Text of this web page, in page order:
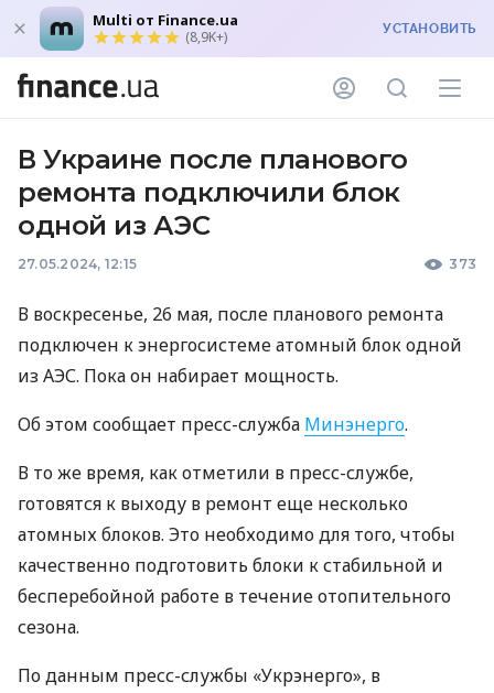
Multi от Finance.ua
(8,9K+) УСТАНОВИТЬ
В Украине после планового
ремонта подключили блок
одной из АЭС
27.05.2024, 12:15 373
В воскресенье, 26 мая, после планового ремонта
подключен к энергосистеме атомный блок одной
из АЭС. Пока он набирает мощность.
Об этом сообщает пресс-служба Минэнерго.
В то же время, как отметили в пресс-службе,
готовятся к выходу в ремонт еще несколько
атомных блоков. Это необходимо для того, чтобы
качественно подготовить блоки к стабильной и
бесперебойной работе в течение отопительного
сезона.
По данным пресс-службы «Укрэнерго», в